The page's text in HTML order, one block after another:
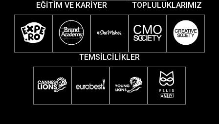
EĞİTİM VE KARİYER TOPLULUKLARIMIZ
TEMSİLCİLİKLER